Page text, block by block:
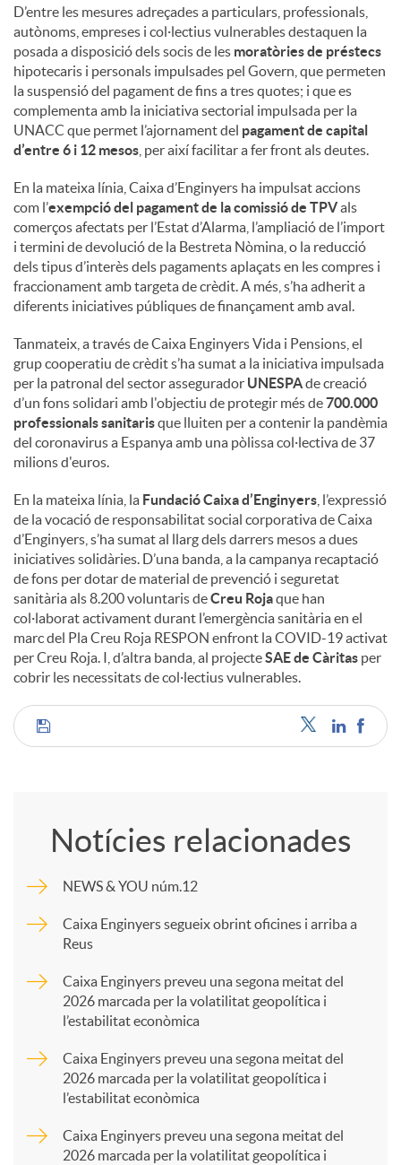
D’entre les mesures adreçades a particulars, professionals,
autònoms, empreses i col·lectius vulnerables destaquen la
posada a disposició dels socis de les moratòries de préstecs
hipotecaris i personals impulsades pel Govern, que permeten
la suspensió del pagament de fins a tres quotes; i que es
complementa amb la iniciativa sectorial impulsada per la
UNACC que permet l’ajornament del pagament de capital
d’entre 6 i 12 mesos , per així facilitar a fer front als deutes.
En la mateixa línia, Caixa d’Enginyers ha impulsat accions
com l’exempció del pagament de la comissió de TPVals
comerços afectats per l’Estat d’Alarma, l’ampliació de l’import
i termini de devolució de la Bestreta Nòmina, o la reducció
dels tipus d’interès dels pagaments aplaçats en les compres i
fraccionament amb targeta de crèdit. A més, s’ha adherit a
diferents iniciatives públiques de finançament amb aval.
Tanmateix, a través de Caixa Enginyers Vida i Pensions, el
grup cooperatiu de crèdit s’ha sumat a la iniciativa impulsada
per la patronal del sector assegurador UNESPAde creació
d’un fons solidari amb l'objectiu de protegir més de700.000
professionals sanitarisque lluiten per a contenir la pandèmia
del coronavirus a Espanya amb una pòlissa col·lectiva de 37
milions d'euros.
En la mateixa línia, la Fundació Caixa d’Enginyers , l’expressió
de la vocació de responsabilitat social corporativa de Caixa
d’Enginyers, s’ha sumat al llarg dels darrers mesos a dues
iniciatives solidàries. D’una banda, a la campanya recaptació
de fons per dotar de material de prevenció i seguretat
sanitària als 8.200 voluntaris deCreu Rojaque han
col·laborat activament durant l’emergència sanitària en el
marc del Pla Creu Roja RESPON enfront la COVID-19 activat
per Creu Roja. I, d’altra banda, al projecteSAE de Càritas per
cobrir les necessitats de col·lectius vulnerables.
C
m
p
a
Notícies relacionades
NEWS & YOU núm.12
Caixa Enginyers segueix obrint oficines i arriba a
Reus
Caixa Enginyers preveu una segona meitat del
2026 marcada per la volatilitat geopolítica i
l’estabilitat econòmica
Caixa Enginyers preveu una segona meitat del
2026 marcada per la volatilitat geopolítica i
l’estabilitat econòmica
Caixa Enginyers preveu una segona meitat del
2026 marcada per la volatilitat geopolítica i